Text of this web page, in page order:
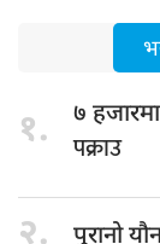
१. ७
पक्राउ
पुरानो